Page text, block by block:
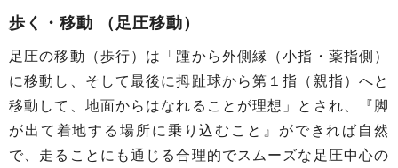
歩く・移動 （足圧移動）
足圧の移動（歩行）は「踵から外側縁（小指・薬指側）
に移動し、そして最後に拇趾球から第１指（親指）へと
移動して、地面からはなれることが理想」とされ、『脚
が出て着地する場所に乗り込むこと』ができれば自然
で、走ることにも通じる合理的でスムーズな足圧中心の